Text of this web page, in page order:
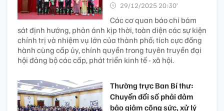
29/12/2025 20:30’
Các cơ quan báo chí bám
sát định hướng, phản ánh kịp thời, toàn diện các sự kiện
chính trị và nhiệm vụ lớn của thành phố; tích cực đồng
hành cùng cấp ủy, chính quyền trong tuyên truyền đại
hội đảng bộ các cấp, phát triển kinh tế - xã hội.
Thường trực Ban Bí thư:
Chuyển đổi số phải đảm
bảo giảm công sức, xử lý